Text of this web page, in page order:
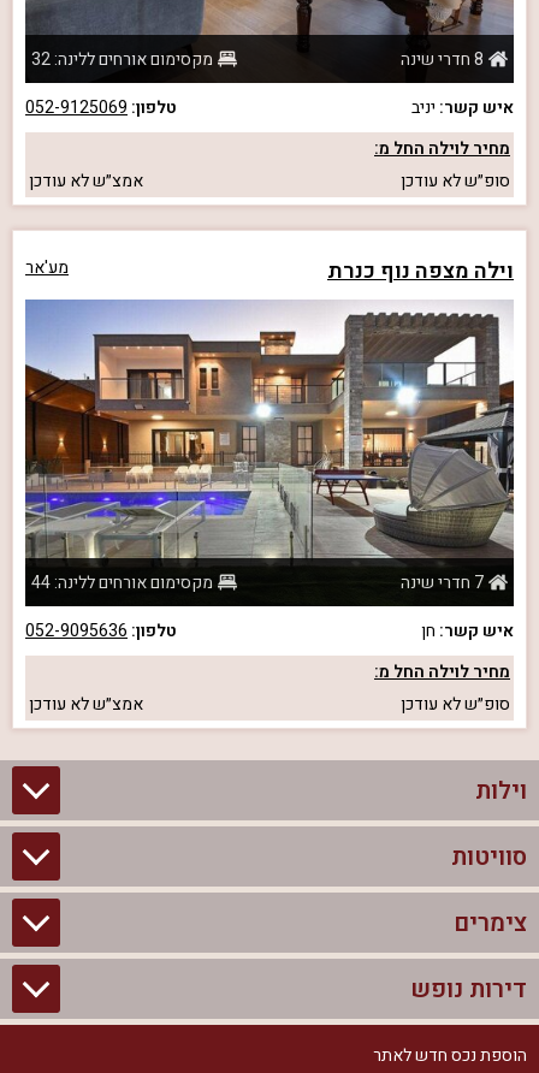
8 חדרי שינה
מקסימום אורחים ללינה: 32
איש קשר: יניב טלפון: 052-9125069
מחיר לוילה החל מ:
סופ״שלא עודכן אמצ״שלא עודכן
וילה מצפה נוף כנרת מע'אר
7 חדרי שינה
מקסימום אורחים ללינה: 44
איש קשר: חן טלפון: 052-9095636
מחיר לוילה החל מ:
סופ״שלא עודכן אמצ״שלא עודכן
וילות
וילות בצפון
וילות להשכרה
וילות למסיבת רווקים
סוויטות
סוויטות בצפון
צימרים לזוגות עם בריכה פרטית
צימרים
צימרים בצפון
צימרים לזוגות
דירות נופש
דירות נופש בצפון
הוספת נכס חדש לאתר